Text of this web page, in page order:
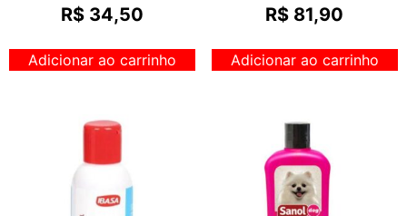
R$ 34,50
Adicionar ao carrinho
R$ 81,90
Adicionar ao carrinho